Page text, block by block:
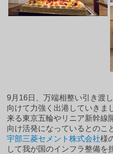
9月16日、万端相整い引き渡
向けて力強く出港していきま
来る東京五輪やリニア新幹線
向け活発になっているとのこ
宇部三菱セメント株式会社様
して我が国のインフラ整備を